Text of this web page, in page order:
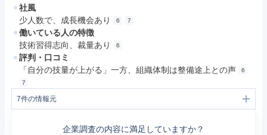
社風
少人数で、成長機会あり
6 7
働いている人の特徴
技術習得志向、裁量あり
6
評判・口コミ
「自分の技量が上がる」一方、組織体制は整備途上との声
6
7
7件の情報元
株式会社 いのうえ工務店 - 無垢材を使った木造住宅の新築・改築【夢ハウス】
企業調査の内容に満足していますか？